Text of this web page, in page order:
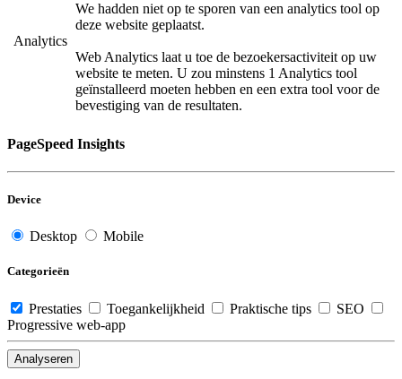
Analytics
We hadden niet op te sporen van een analytics tool op
deze website geplaatst.
Web Analytics laat u toe de bezoekersactiviteit op uw
website te meten. U zou minstens 1 Analytics tool
geïnstalleerd moeten hebben en een extra tool voor de
bevestiging van de resultaten.
PageSpeed Insights
Device
Desktop Mobile
Categorieën
Prestaties Toegankelijkheid Praktische tips
SEO
Progressive web-app
Analyseren